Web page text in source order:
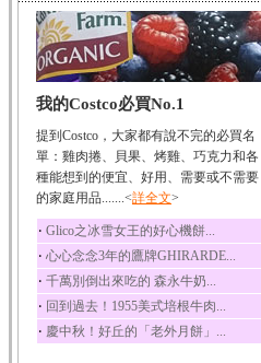
咖啡
咖啡中的咖啡因會刺激
中樞神經系統，特別...
椰子
椰子含有糖類、脂肪、
荔枝
荔枝性質溫和所含的營
養素有醣類、檸檬酸...
五味子
五味子性質溫熱所含營
養成分有揮發油、檸...
草魚
草魚含有維生素A、維生
素C、及豐富的蛋白...
我的Costco必買No.1
提到Costco，大家都有說不完的必買名
單：雞肉捲、貝果、烤雞、巧克力和各
種能想到的便宜、好用、需要或不需要
的家庭用品.......<詳全文>
‧ Glico之冰雪女王的好心機餅...
‧ 心心念念3年的鷹牌GHIRARDE...
‧ 千萬別倒出來吃的 森永牛奶...
‧ 回到過去！1955美式培根牛肉...
‧ 慶中秋！好丘的「老外月餅」...